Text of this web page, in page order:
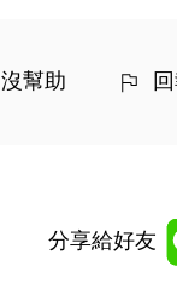
沒幫助
分享給好友